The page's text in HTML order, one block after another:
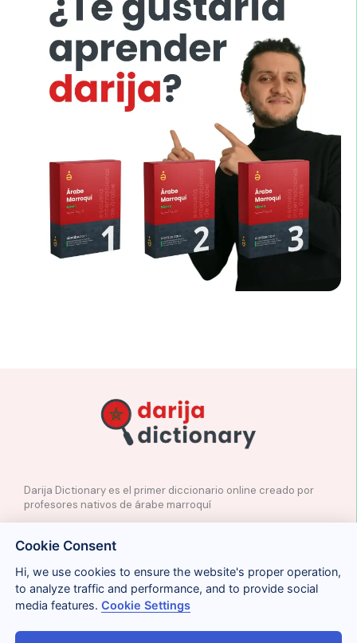
Darija Dictionary es el primer diccionario online creado por
profesores nativos de árabe marroquí
✉️ Contacto
📲Redes Sociales
🤝🏼Proponer palabras
Legal Cookies Privacidad Condiciones
Cookie Consent
Hi, we use cookies to ensure the website's proper operation,
to analyze traffic and performance, and to provide social
media features.Cookie Settings